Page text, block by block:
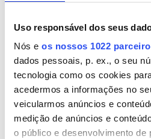
Uso responsável dos seus
Nós e os nossos 1022
dados pessoais, p. ex., o seu
tecnologia como os cookies
acedermos a informações no
veicularmos anúncios e
medição de anúncios e
o público e desenvolvimento de
quinta-feira
sexta-feira
sábado
domingo